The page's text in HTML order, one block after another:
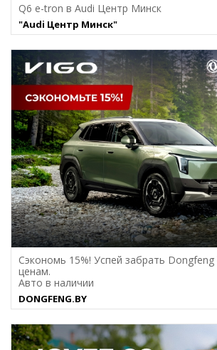
Q6 e-tron в Audi Центр Минск
"Audi Центр Минск"
Сэкономь 15%! Успей забрать
ценам.
Авто в наличии
DONGFENG.BY